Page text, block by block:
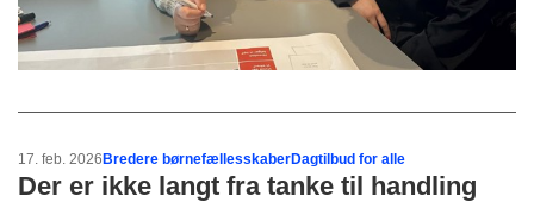
17. feb. 2026 Bredere børnefællesskaberDagtilbud for alle
Der er ikke langt fra tanke til handling